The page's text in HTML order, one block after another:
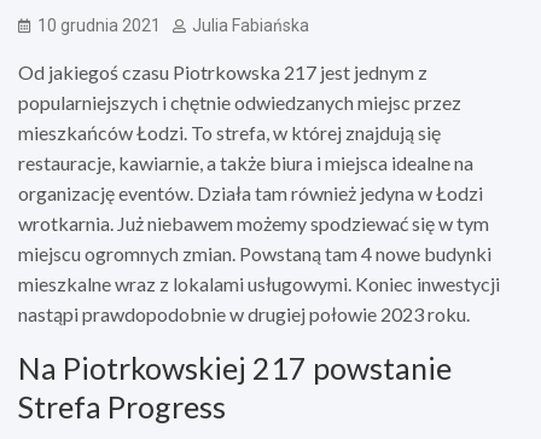
10 grudnia 2021 Julia Fabiańska
Od jakiegoś czasu Piotrkowska 217 jest jednym z
popularniejszych i chętnie odwiedzanych miejsc przez
mieszkańców Łodzi. To strefa, w której znajdują się
restauracje, kawiarnie, a także biura i miejsca idealne na
organizację eventów. Działa tam również jedyna w Łodzi
wrotkarnia. Już niebawem możemy spodziewać się w tym
miejscu ogromnych zmian. Powstaną tam 4 nowe budynki
mieszkalne wraz z lokalami usługowymi. Koniec inwestycji
nastąpi prawdopodobnie w drugiej połowie 2023 roku.
Na Piotrkowskiej 217 powstanie
Strefa Progress